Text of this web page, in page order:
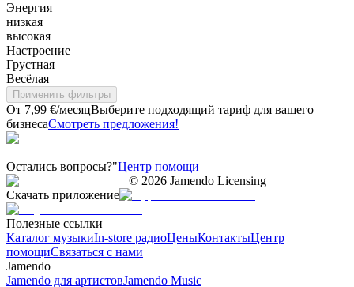
Энергия
низкая
высокая
Настроение
Грустная
Весёлая
Применить фильтры
От 7,99 €/месяцВыберите подходящий тариф для вашего
бизнесаСмотреть предложения!
Остались вопросы?"Центр помощи
© 2026 Jamendo Licensing
Скачать приложение
Полезные ссылки
Каталог музыкиIn-store радиоЦеныКонтактыЦентр
помощиСвязаться с нами
Jamendo
Jamendo для артистовJamendo Music